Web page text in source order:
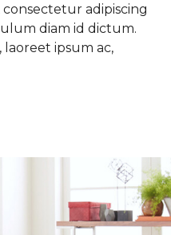
adipiscing
diam id dictum.
laoreet ipsum ac,